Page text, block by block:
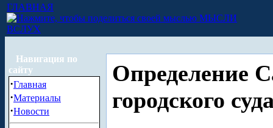
ГЛАВНАЯ
МЫСЛИ
ВСЛУХ
Навигация по
сайту
·Главная
·Материалы
·Новости
Определение
городского